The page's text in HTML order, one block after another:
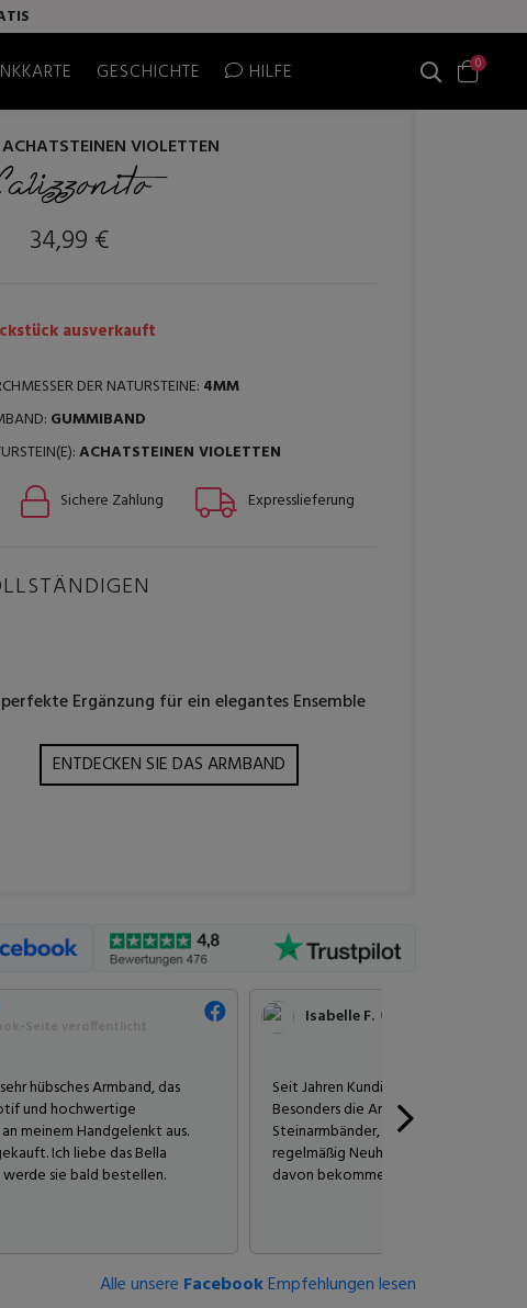
GESCHICHTE HILFE 0
ACHATSTEINEN VIOLETTEN
34,99 €
ausverkauft
DER NATURSTEINE: 4MM
GUMMIBAND
ACHATSTEINEN VIOLETTEN
Sichere Zahlung Expresslieferung
Ergänzung für ein elegantes Ensemble
ENTDECKEN SIE DAS ARMBAND
hübsches Armband, das
und hochwertige
meinem Handgelenkt aus.
Ich liebe das Bella
werde sie bald bestellen.
Isabelle F.
Seit Jahren Kundin, bin ich verrückt
Besonders die Armbänder und seit
Steinarmbänder, die ich einfach
regelmäßig Neuheiten auf der
davon bekommen!
Alle unsere FacebookEmpfehlungen lesen